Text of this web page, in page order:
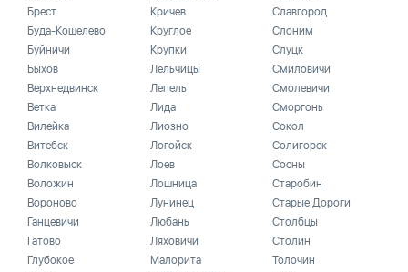
Брест
Буда-Кошелево
Буйничи
Быхов
Верхнедвинск
Ветка
Вилейка
Витебск
Волковыск
Воложин
Вороново
Ганцевичи
Гатово
Глубокое
Кричев
Круглое
Крупки
Лельчицы
Лепель
Лида
Лиозно
Логойск
Лоев
Лошница
Лунинец
Любань
Ляховичи
Малорита
Славгород
Слоним
Слуцк
Смиловичи
Смолевичи
Сморгонь
Сокол
Солигорск
Сосны
Старобин
Старые Дороги
Столбцы
Столин
Толочин